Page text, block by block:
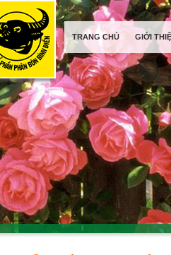
TRANG CHỦ GIỚI